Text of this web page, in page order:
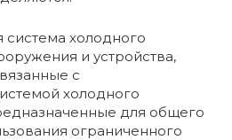
система холодного
и устройства,
с
холодного
для общего
ограниченного